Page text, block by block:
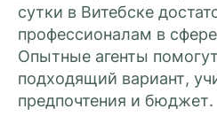
сутки в Витебске
профессионалам в
Опытные агенты
подходящий вариант,
предпочтения и бюджет.